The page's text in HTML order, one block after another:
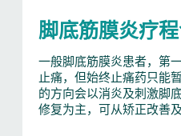
脚底筋膜炎疗
一般脚底筋膜炎患者，第
止痛，但始终止痛药只能
的方向会以消炎及刺激脚
修复为主，可从矫正改善